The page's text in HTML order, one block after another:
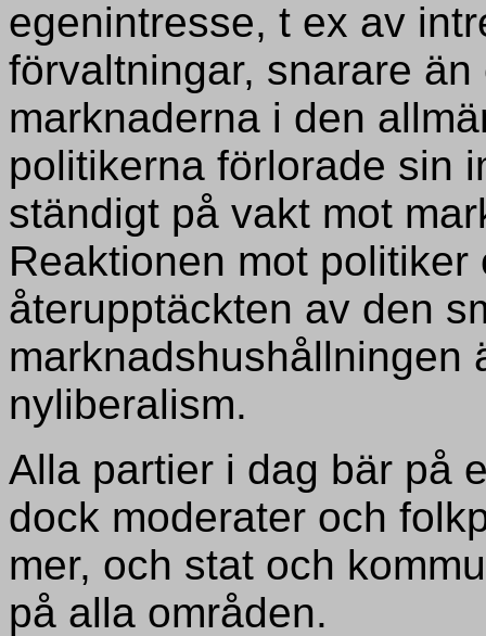
egenintresse, t ex av
förvaltningar, snarare
marknaderna i den
politikerna förlorade sin
ständigt på vakt mot
Reaktionen mot
återupptäckten av den
marknadshushållningen
nyliberalism.
Alla partier i dag bär på
dock moderater och
mer, och stat och
på alla områden.